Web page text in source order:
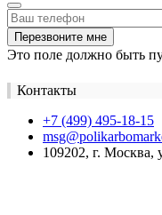
Перезвоните мне
Это поле должно быть
Контакты
+7 (499) 495-18-15
109202, г. Москва,